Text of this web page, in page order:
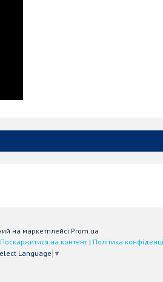
на маркетплейсі Prom.ua
Поскаржитися на контент | Політика
Language ▼